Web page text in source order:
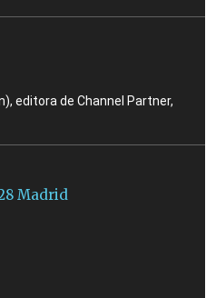
editora de Channel Partner,
Madrid